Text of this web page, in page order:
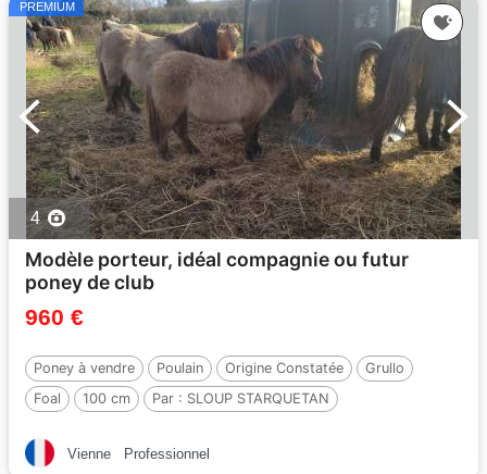
PREMIUM
4
Modèle porteur, idéal compagnie ou futur
poney de club
960 €
Poney à vendre Poulain Origine Constatée
Grullo
Foal
100 cm Par : SLOUP STARQUETAN
Vienne Professionnel